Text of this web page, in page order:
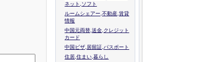
ネット,ソフト
ルームシェアー,不動産,賃貸
情報
中国元両替,送金,クレジット
カード
中国ビザ,居留証,パスポート
住居,住まい,暮らし